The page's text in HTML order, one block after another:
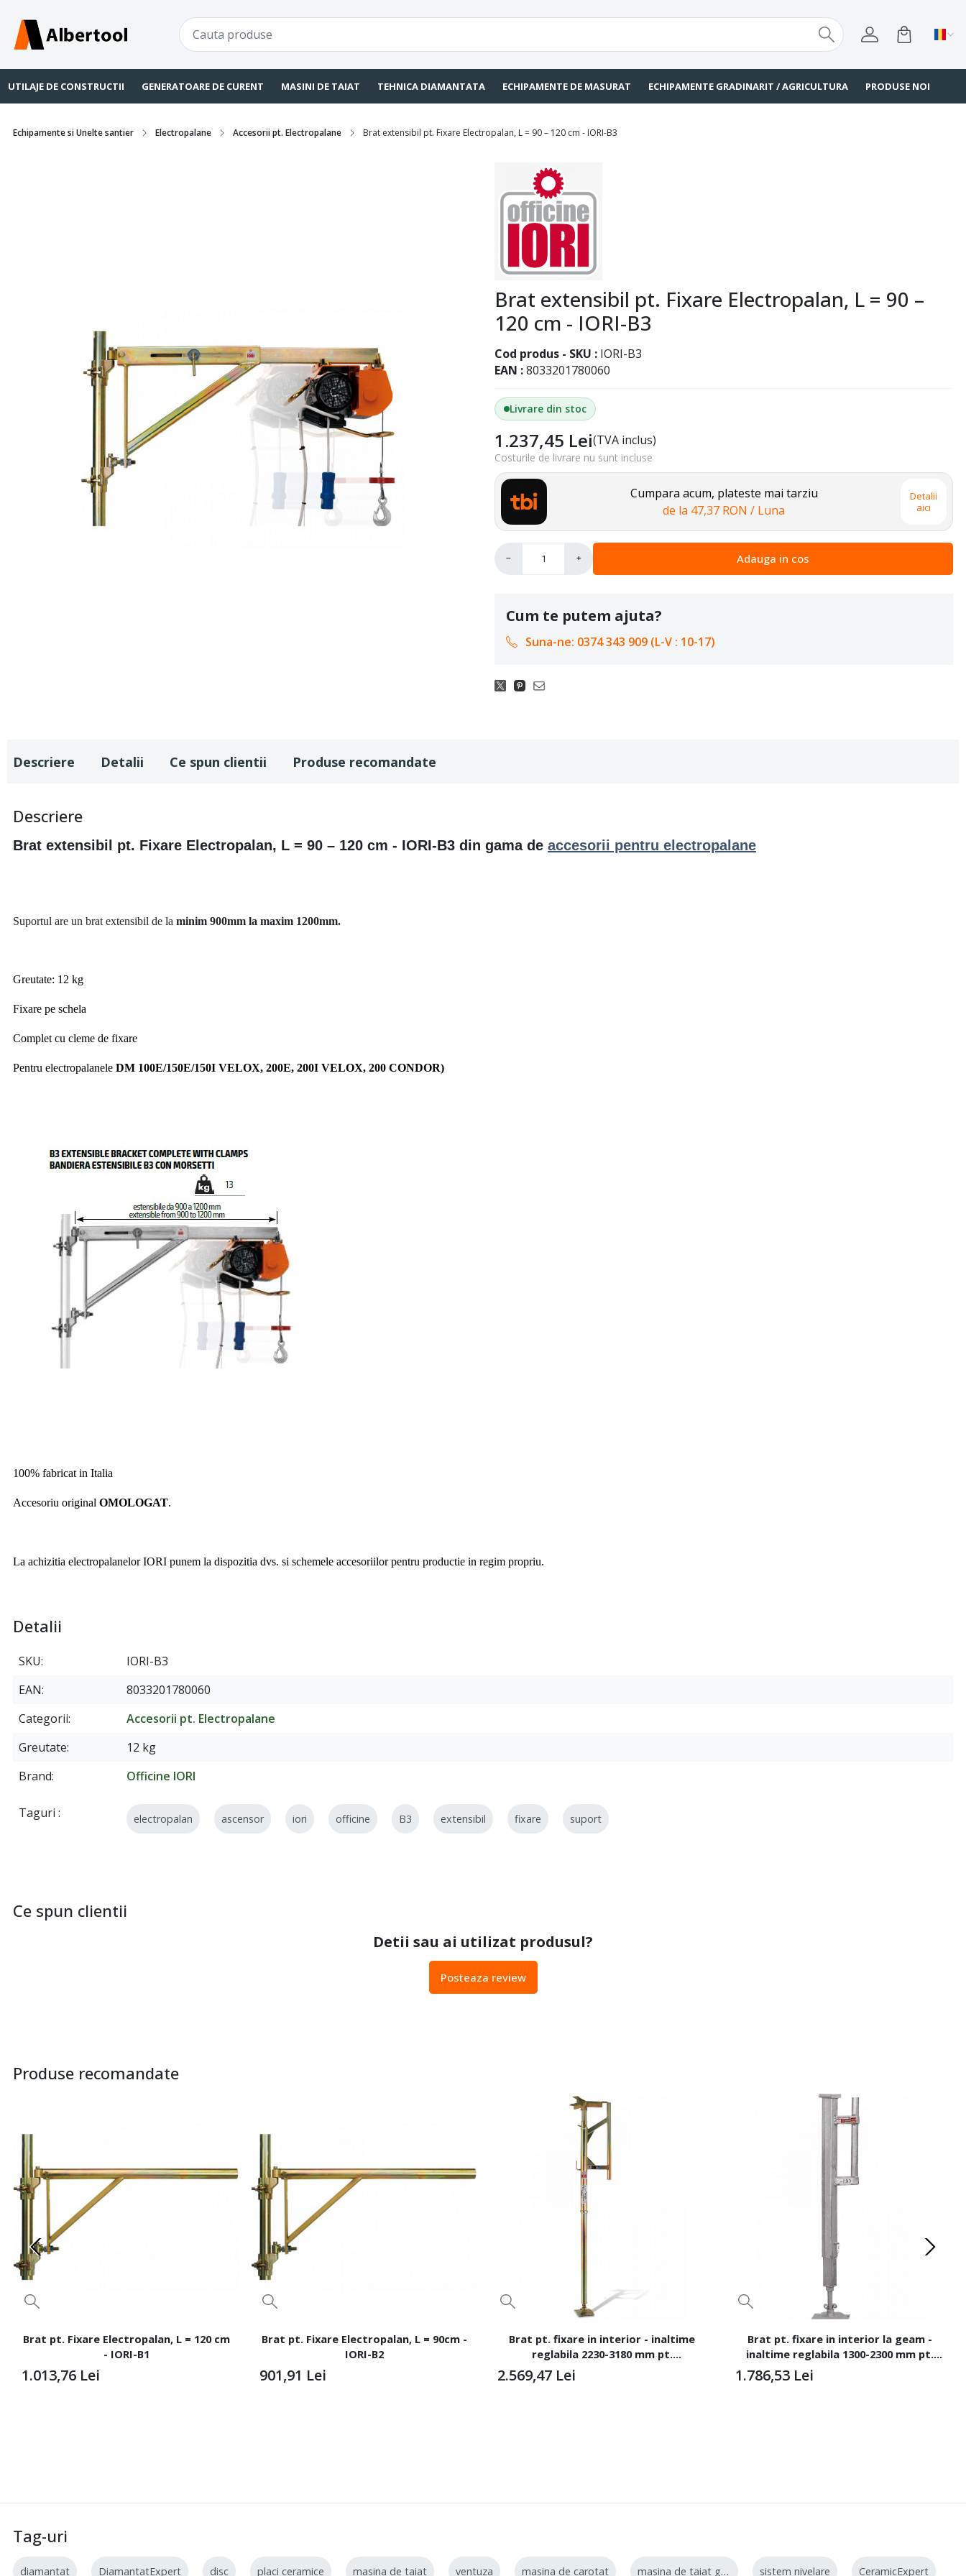
UTILAJE DE CONSTRUCTII GENERATOARE DE CURENT MASINI DE TAIAT TEHNICA DIAMANTATA ECHIPAMENTE DE MASURAT ECHIPAMENTE GRADINARIT / AGRICULTURA PRODUSE NOI
Echipamente si Unelte santier Electropalane Accesorii pt. Electropalane Brat extensibil pt. Fixare Electropalan, L = 90 – 120 cm - IORI-B3
Brat extensibil pt. Fixare Electropalan, L = 90 –
120 cm - IORI-B3
Cod produs - SKU
IORI-B3
EAN 8033201780060
Livrare din stoc
1.237,45 Lei(TVA inclus)
Costurile de livrare nu sunt incluse
Cumpara acum, plateste mai tarziu
de la 47,37 RON / Luna
Detalii
aici
− + Adauga in cos
Cum te putem ajuta?
Suna-ne: 0374 343 909 (L-V : 10-17)
Descriere Detalii Ce spun clientii Produse recomandate
Descriere
Brat extensibil pt. Fixare Electropalan, L = 90 – 120 cm - IORI-B3 din gama de accesorii pentru electropalane
Suportul are un brat extensibil de la minim 900mm la maxim 1200mm.
Greutate: 12 kg
Fixare pe schela
Complet cu cleme de fixare
Pentru electropalanele DM 100E/150E/150I VELOX, 200E, 200I VELOX, 200 CONDOR)
100% fabricat in Italia
Accesoriu original OMOLOGAT.
La achizitia electropalanelor IORI punem la dispozitia dvs. si schemele accesoriilor pentru productie in regim propriu.
Detalii
SKU
IORI-B3
EAN
8033201780060
Categorii
Accesorii pt. Electropalane
Greutate
12 kg
Brand
Officine IORI
Taguri electropalan ascensor iori officine B3 extensibil fixare suport
Ce spun clientii
Detii sau ai utilizat produsul?
Posteaza review
Produse recomandate
Brat pt. Fixare Electropalan, L = 120 cm
- IORI-B1
1.013,76 Lei
Brat pt. Fixare Electropalan, L = 90cm -
IORI-B2
901,91 Lei
Brat pt. fixare in interior - inaltime
reglabila 2230-3180 mm pt.
Electropalane IORI-MOD-A
2.569,47 Lei
Brat pt. fixare in interior la geam -
inaltime reglabila 1300-2300 mm pt.
Electropalane IORI-MOD-C
1.786,53 Lei
Tag-uri
diamantat DiamantatExpert disc placi ceramice masina de taiat ventuza masina de carotat masina de taiat gresie sistem nivelare CeramicExpert